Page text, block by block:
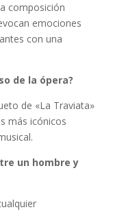
composición
emociones
con una
de la ópera?
de «La Traviata»
más icónicos
un hombre y